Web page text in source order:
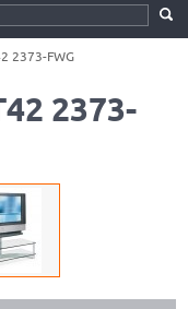
2373-FWG
2373-